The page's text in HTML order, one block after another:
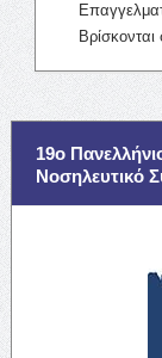
19ο
Νοσηλευτικό